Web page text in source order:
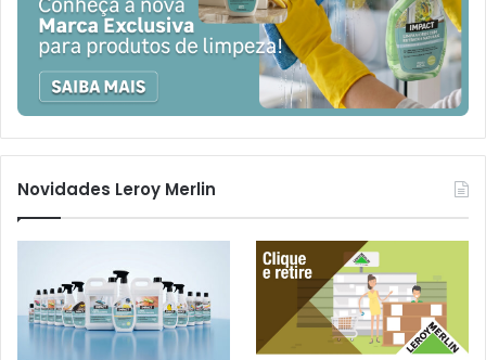
Novidades Leroy Merlin